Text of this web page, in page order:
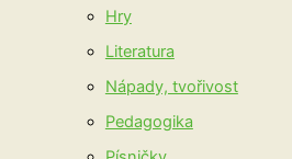
Hry
Literatura
Nápady, tvořivost
Pedagogika